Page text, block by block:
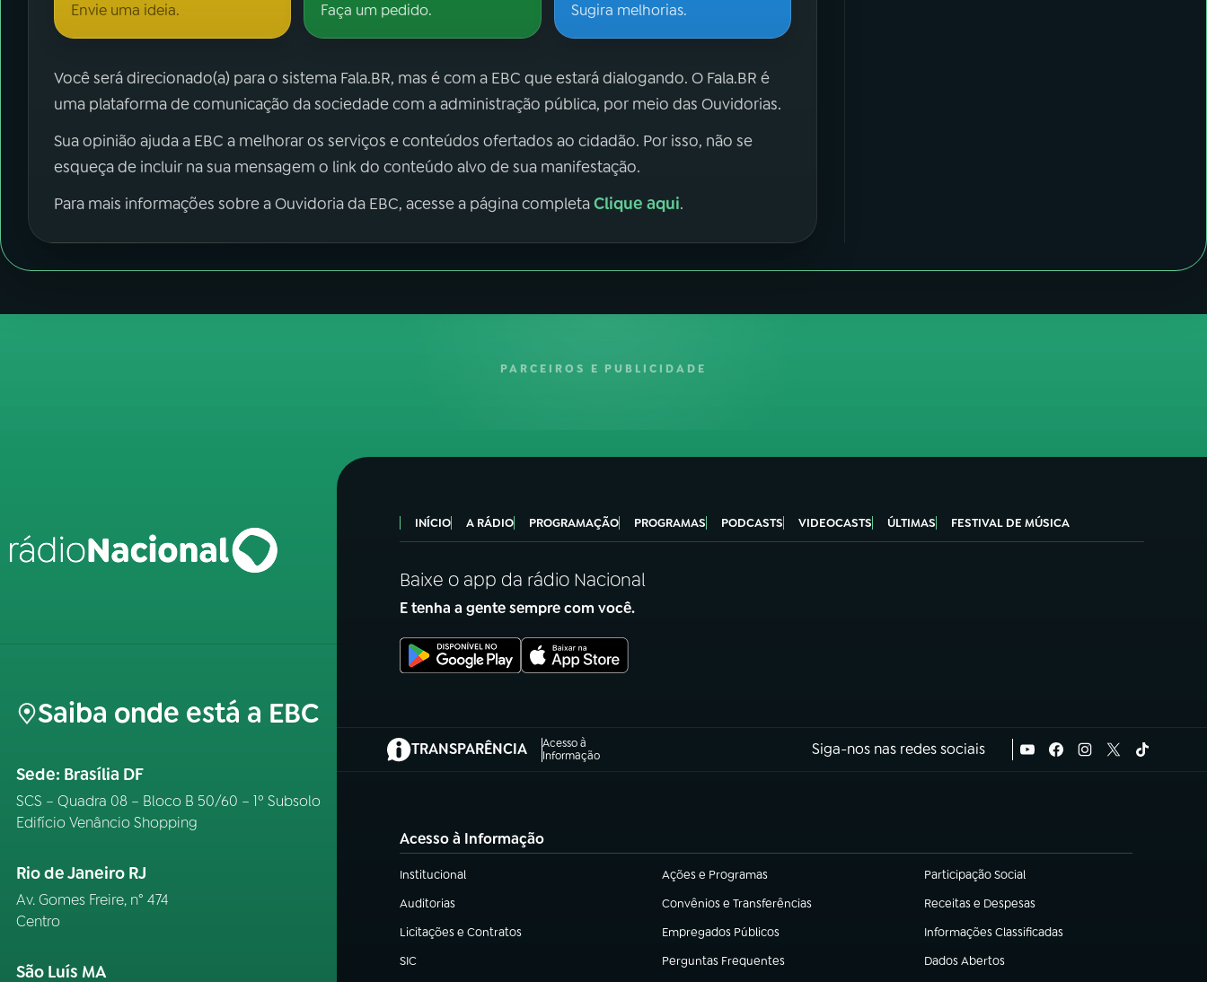
Envie uma ideia. Faça um pedido. Sugira melhorias.
Você será direcionado(a) para o sistema Fala.BR, mas é com a EBC que estará dialogando. O Fala.BR é
uma plataforma de comunicação da sociedade com a administração pública, por meio das Ouvidorias.
Sua opinião ajuda a EBC a melhorar os serviços e conteúdos ofertados ao cidadão. Por isso, não se
esqueça de incluir na sua mensagem o link do conteúdo alvo de sua manifestação.
Para mais informações sobre a Ouvidoria da EBC, acesse a página completaClique aqui.
PARCEIROS E PUBLICIDADE
Saiba onde está a EBC
Sede: Brasília DF
SCS – Quadra 08 – Bloco B 50/60 – 1º Subsolo
Edifício Venâncio Shopping
Rio de Janeiro RJ
Av. Gomes Freire, n° 474
Centro
São Luís MA
INÍCIO A RÁDIO PROGRAMAÇÃO PROGRAMAS PODCASTS VIDEOCASTS ÚLTIMAS FESTIVAL DE MÚSICA
Baixe o app da rádio Nacional
E tenha a gente sempre com você.
TRANSPARÊNCIA
Acesso à
Informação
(abre em nova aba) Siga-nos nas redes sociais
Acesso à Informação
Institucional
(abre em nova aba) Ações e Programas
(abre em nova aba) Participação Social
(abre em nova aba)
Auditorias
(abre em nova aba) Convênios e Transferências
(abre em nova aba) Receitas e Despesas
(abre em nova aba)
Licitações e Contratos
(abre em nova aba) Empregados Públicos
(abre em nova aba) Informações Classificadas
(abre em nova aba)
SIC
(abre em nova aba) Perguntas Frequentes
(abre em nova aba) Dados Abertos
(abre em nova aba)